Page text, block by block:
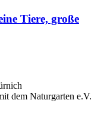
Tiere, große
dem Naturgarten e.V.